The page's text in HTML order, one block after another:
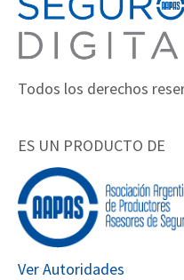
Todos los derechos
ES UN PRODUCTO DE
Ver Autoridades